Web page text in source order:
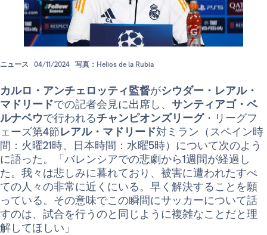
ニュース 04/11/2024 写真：Helios de la Rubia
カルロ・アンチェロッティ監督がシウダー・レアル・
マドリードでの記者会見に出席し、 サンティアゴ・ベ
ルナベウで行われるチャンピオンズリーグ・リーグフ
ェーズ第4節レアル・マドリード対ミラン（スペイン時
間：火曜21時、日本時間：水曜5時）について次のよう
に語った。「バレンシアでの悲劇から1週間が経過し
た。我々は悲しみに暮れており、被害に遭われたすべ
ての人々の非常に近くにいる。早く解決することを願
っている。その意味でこの瞬間にサッカーについて話
すのは、試合を行うのと同じように複雑なことだと理
解してほしい」